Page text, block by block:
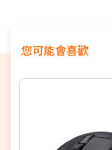
您可能會喜歡